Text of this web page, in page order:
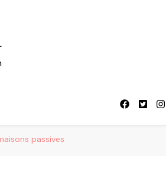
passives